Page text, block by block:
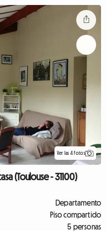
Ver las 4 fotos
(Toulouse - 31100)
Departamento
Piso compartido
5 personas